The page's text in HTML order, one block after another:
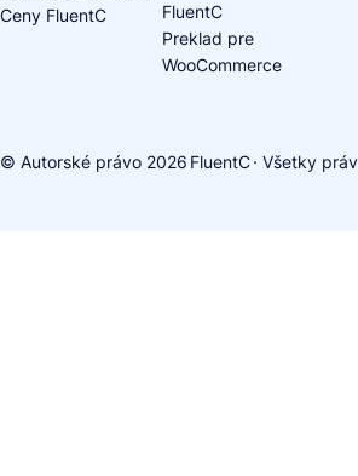
Ceny FluentC
FluentC
Preklad pre
WooCommerce
© Autorské právo 2026 FluentC· Všetky